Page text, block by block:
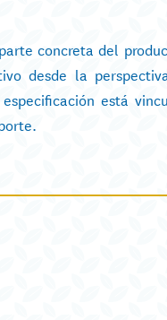
concreta del
desde la
está